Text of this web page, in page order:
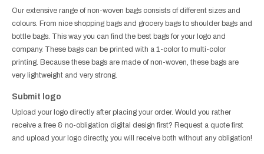
Our extensive range of non-woven bags consists of different sizes and
colours. From nice shopping bags and grocery bags to shoulder bags and
bottle bags. This way you can find the best bags for your logo and
company. These bags can be printed with a 1-color to multi-color
printing. Because these bags are made of non-woven, these bags are
very lightweight and very strong.
Submit logo
Upload your logo directly after placing your order. Would you rather
receive a free & no-obligation digital design first? Request a quote first
and upload your logo directly, you will receive both without any obligation!